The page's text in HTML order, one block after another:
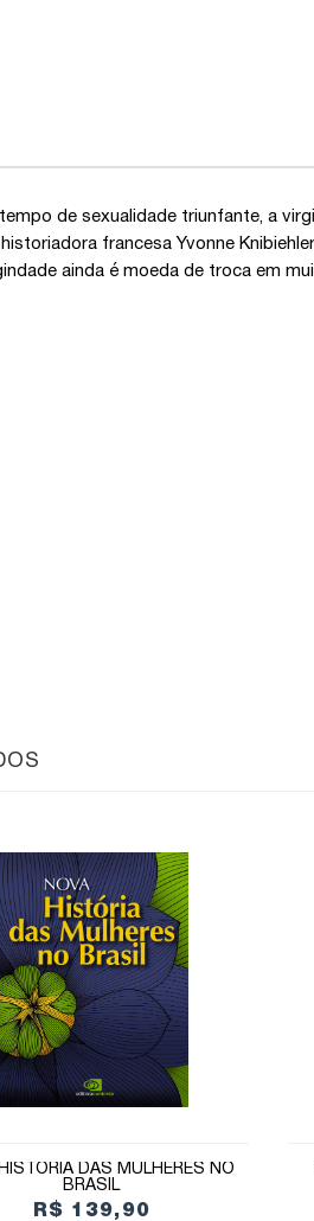
de sexualidade triunfante, a
francesa Yvonne
ainda é moeda de troca em
DAS MULHERES NO
BRASIL
R$ 139,90